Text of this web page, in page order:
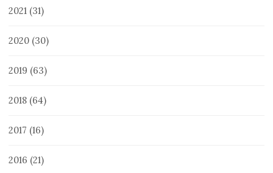
2021 (31)
2020 (30)
2019 (63)
2018 (64)
2017 (16)
2016 (21)